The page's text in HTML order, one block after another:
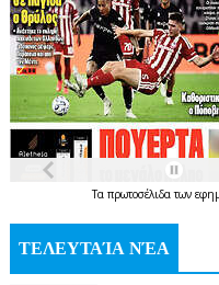
Τα πρωτοσέλιδατων
ΤΕΛΕΥΤΑΊΑ ΝΈΑ